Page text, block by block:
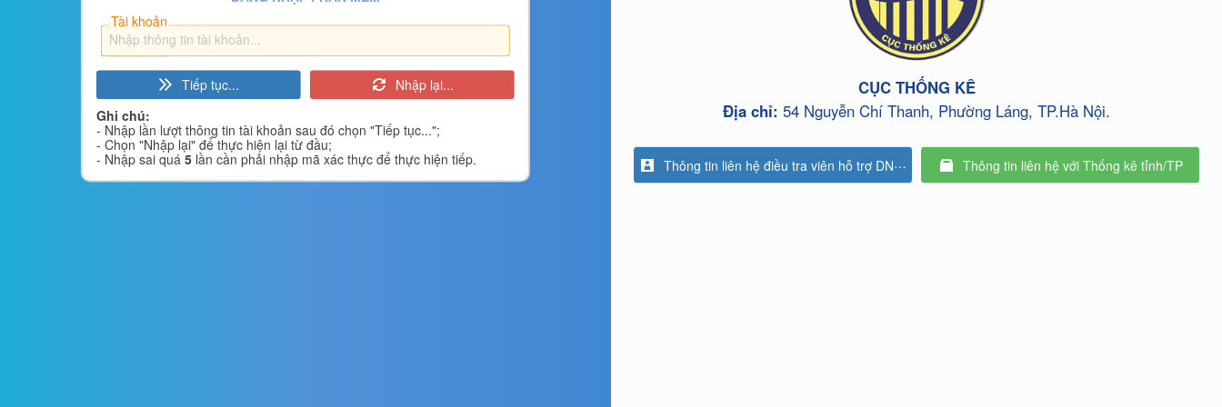
Tài khoản
Tiếp tục...
Nhập lại...
Ghi chú:
- Nhập lần lượt thông tin tài khoản sau đó chọn "Tiếp tục...";
- Chọn "Nhập lại" để thực hiện lại từ đầu;
- Nhập sai quá5lần cần phải nhập mã xác thực để thực hiện tiếp.
CỤC THỐNG KÊ
Địa chỉ: 54 Nguyễn Chí Thanh, Phường Láng, TP.Hà Nội.
Thông tin liên hệ điều tra viên hỗ trợ DN kê khai Thông tin liên hệ với Thống kê tỉnh/TP